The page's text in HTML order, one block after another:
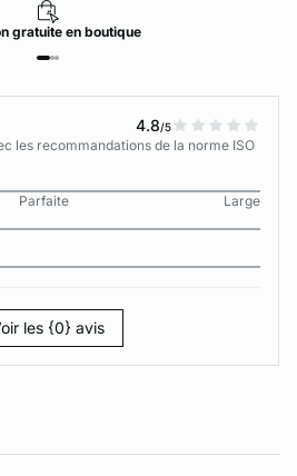
gratuiteen boutique
4.8/5
les recommandations de la norme ISO
Parfaite
Large
les {0} avis